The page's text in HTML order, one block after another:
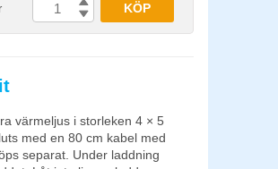
KÖP
värmeljus i storleken 4 × 5
med en 80 cm kabel med
separat. Under laddning